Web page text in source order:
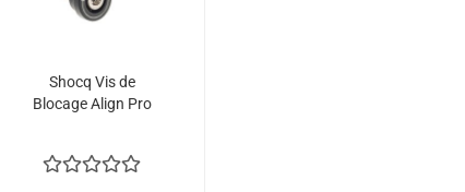
Shocq Vis de
Blocage Align Pro